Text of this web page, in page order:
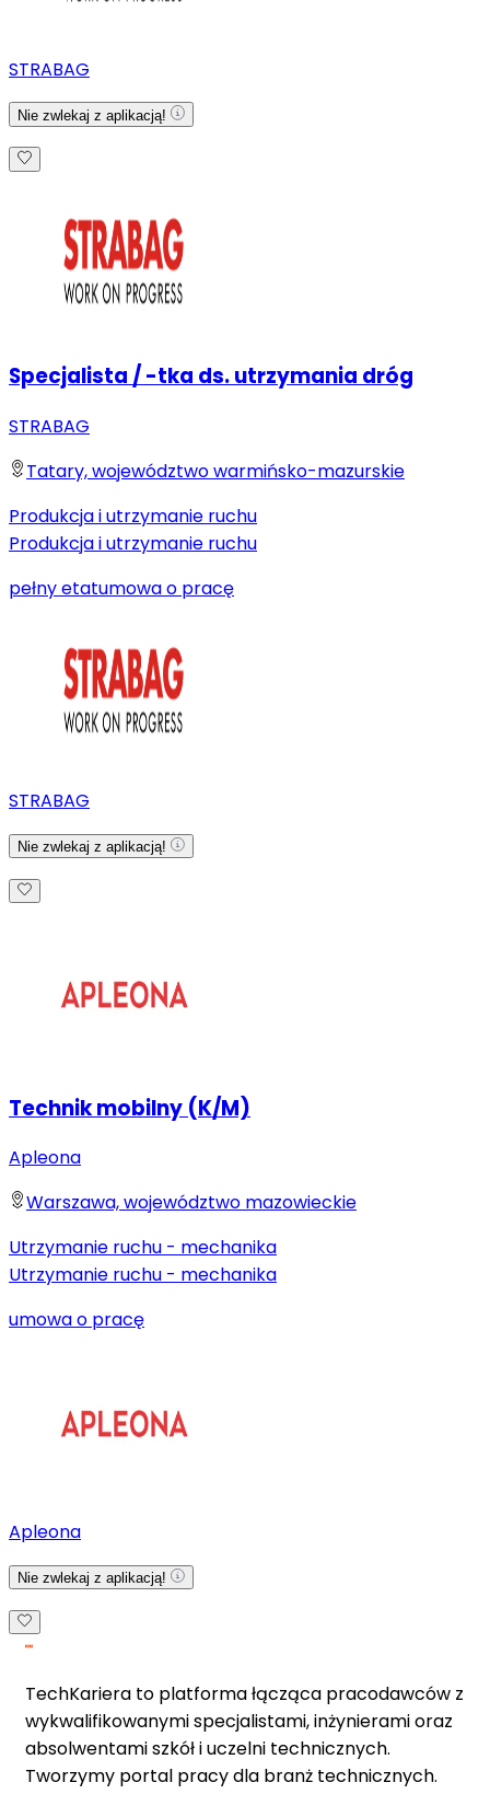
STRABAG
Nie zwlekaj z aplikacją!
Specjalista / -tka ds. utrzymania dróg
STRABAG
Tatary, województwo warmińsko-mazurskie
Produkcja i utrzymanie ruchu
Produkcja i utrzymanie ruchu
pełny etatumowa o pracę
STRABAG
Nie zwlekaj z aplikacją!
Technik mobilny (K/M)
Apleona
Warszawa, województwo mazowieckie
Utrzymanie ruchu - mechanika
Utrzymanie ruchu - mechanika
umowa o pracę
Apleona
Nie zwlekaj z aplikacją!
TechKariera to platforma łącząca pracodawców z
wykwalifikowanymi specjalistami, inżynierami oraz
absolwentami szkół i uczelni technicznych.
Tworzymy portal pracy dla branż technicznych.